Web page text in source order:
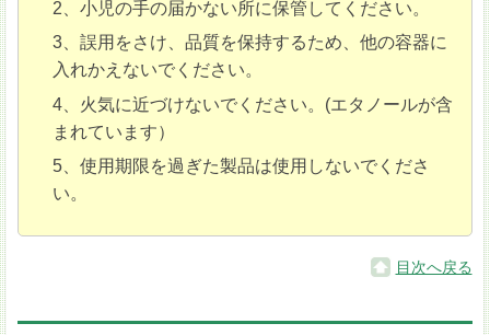
2、小児の手の届かない所に保管してください。
3、誤用をさけ、品質を保持するため、他の容器に
入れかえないでください。
4、火気に近づけないでください。(エタノールが含
まれています）
5、使用期限を過ぎた製品は使用しないでくださ
い。
目次へ戻る